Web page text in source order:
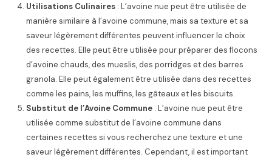
Utilisations Culinaires : L’avoine nue peut être utilisée de
manière similaire à l’avoine commune, mais sa texture et sa
saveur légèrement différentes peuvent influencer le choix
des recettes. Elle peut être utilisée pour préparer des flocons
d’avoine chauds, des mueslis, des porridges et des barres
granola. Elle peut également être utilisée dans des recettes
comme les pains, les muffins, les gâteaux et les biscuits.
Substitut de l’Avoine Commune : L’avoine nue peut être
utilisée comme substitut de l’avoine commune dans
certaines recettes si vous recherchez une texture et une
saveur légèrement différentes. Cependant, il est important